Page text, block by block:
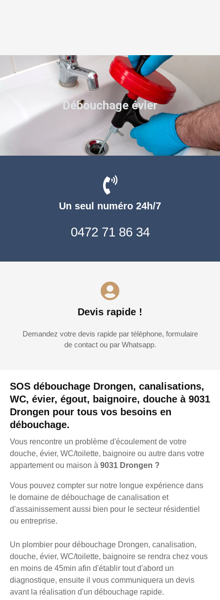
SOS débouchage Drongen, canalisations,
WC, évier, égout, baignoire, douche à 9031
Drongen pour tous vos besoins en
débouchage.
Vous rencontre un problème d'écoulement de votre
douche, évier, WC/toilette, baignoire ou autre dans votre
appartement ou maison à 9031 Drongen ?
Vous pouvez compter sur notre longue expérience dans
le domaine de débouchage de canalisation et
d'assainissement aussi bien pour le secteur résidentiel
ou entreprise.
Un plombier pour débouchage Drongen, canalisation,
douche, évier, WC/toilette, baignoire se rendra chez vous
en moins de 45min afin d'établir tout d'abord un
diagnostique, ensuite il vous communiquera un devis
avant la réalisation d'un débouchage rapide.
Un seul numéro 24h/7
0472 71 86 34
Devis rapide !
Demandez votre devis rapide par téléphone, formulaire
de contact ou par Whatsapp.
Débouchage évier